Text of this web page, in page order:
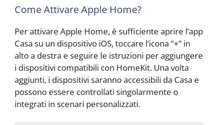
Come Attivare Apple Home?
Per attivare Apple Home, è sufficiente aprire l’app
Casa su un dispositivo iOS, toccare l’icona “+” in
alto a destra e seguire le istruzioni per aggiungere
i dispositivi compatibili con HomeKit. Una volta
aggiunti, i dispositivi saranno accessibili da Casa e
possono essere controllati singolarmente o
integrati in scenari personalizzati.